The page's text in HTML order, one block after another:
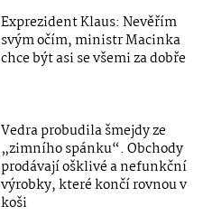
Exprezident Klaus: Nevěřím
svým očím, ministr Macinka
chce být asi se všemi za dobře
Vedra probudila šmejdy ze
„zimního spánku“. Obchody
prodávají ošklivé a nefunkční
výrobky, které končí rovnou v
koši